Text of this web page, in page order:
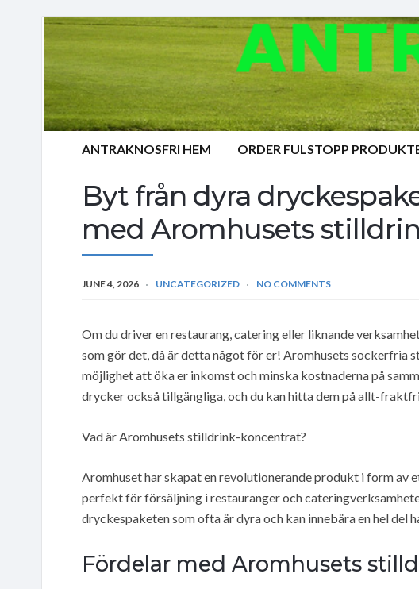
ANTRAKNOSFRI HEM ORDER FULSTOPP
Byt från dyra
med Aromhusets
JUNE 4, 2026 UNCATEGORIZED NO COMMENTS
Om du driver en restaurang, catering eller liknande
som gör det, då är detta något för er! Aromhusets
möjlighet att öka er inkomst och minska kostnaderna på
drycker också tillgängliga, och du kan hitta dem på allt-
Vad är Aromhusets stilldrink-koncentrat?
Aromhuset har skapat en revolutionerande produkt i form
perfekt för försäljning i restauranger och
dryckespaketen som ofta är dyra och kan innebära en hel del
Fördelar med Aromhusets